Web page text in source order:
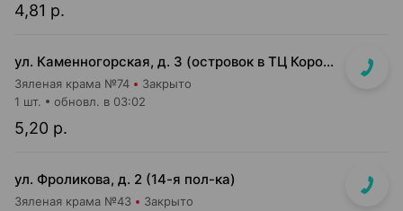
4,81 р.
ул. Каменногорская, д. 3 (островок в ТЦ Корона)
Зяленая крама №74 Закрыто
5,20 р.
1 шт. обновл. в 03:02
ул. Фроликова, д. 2 (14-я пол-ка)
Зяленая крама №43 Закрыто